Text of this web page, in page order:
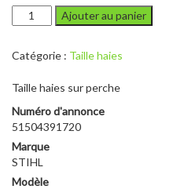
quantité
de
HL
C
Ajouter au panier
Catégorie : Taille haies
Taille haies sur perche
Numéro d'annonce
51504391720
Marque
STIHL
Modèle